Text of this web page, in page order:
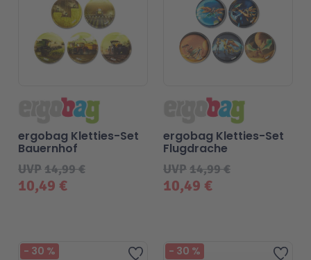
10,49 €
UVP14,99 €
ergobag Kletties-Set
Bauernhof
10,49 €
UVP14,99 €
ergobag Kletties-Set
Flugdrache
Zur Wunschliste hinzufügen
- 30 % Zur
- 30 %